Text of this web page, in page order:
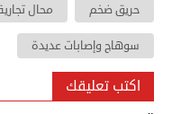
حريق ضخم محال
سوهاج وإصابات عديدة
اكتب تعليقك